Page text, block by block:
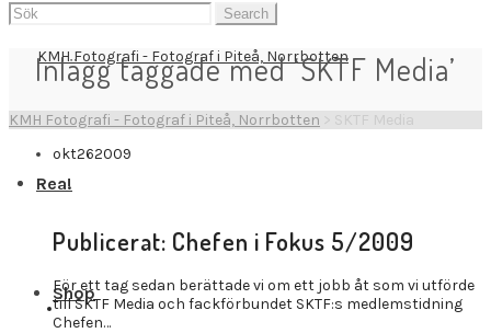
Rea!
Shop
Search
for:
Inlägg taggade med ‘SKTF Media’
KMH Fotografi - Fotograf i Piteå, Norrbotten > SKTF Media
okt262009
Publicerat: Chefen i Fokus 5/2009
För ett tag sedan berättade vi om ett jobb åt som vi utförde
till SKTF Media och fackförbundet SKTF:s medlemstidning
Chefen…